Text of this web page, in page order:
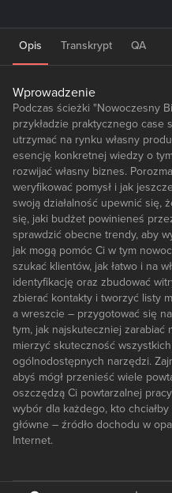
Opis Transkrypt QA
Wprowadzenie
Podczas ścieżki "Nowoczesny
przykładzie praktycznego case
utrzymać na rynku własny
esencję konkretnej wiedzy o
rozwijać własny biznes.
weryfikować pomysł i jak
swoją działalność upewnić się,
się, jaki budżet powinieneś
sprawdzić obecne trendy, aby
jak mogą pomóc Ci w tym
szukać klientów, jak łatwo i na
identyfikację oraz zbudować
zbierać kontakty i tworzyć listy
a wreszcie – przygotować się
tym, jak najskuteczniej zarabiać
mierzyć skuteczność
ogólnodostępnych narzędzi.
abyś mógł przenieść wiele
oszczędzą Ci powtarzalnej
wybór dla każdego, kto
główne – źródło dochodu w
Internet.